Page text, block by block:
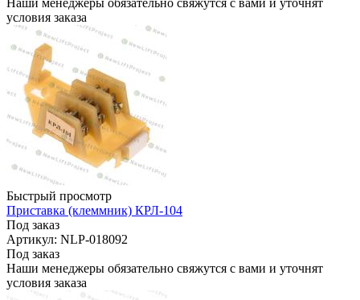
условия заказа
Быстрый просмотр
Приставка (клеммник) КРЛ-104
Под заказ
Артикул: NLP-018092
Под заказ
Наши менеджеры обязательно свяжутся с вами и уточнят
условия заказа